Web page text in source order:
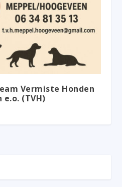
Vermiste Honden
(TVH)